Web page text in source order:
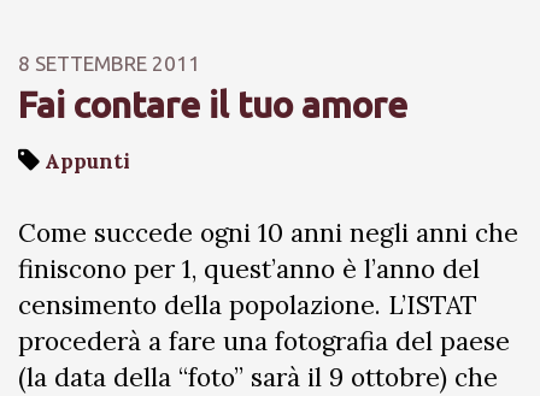
8 SETTEMBRE 2011
Fai contare il tuo amore
Appunti
Come succede ogni 10 anni negli anni che
finiscono per 1, quest’anno è l’anno del
censimento della popolazione. L’ISTAT
procederà a fare una fotografia del paese
(la data della “foto” sarà il 9 ottobre) che